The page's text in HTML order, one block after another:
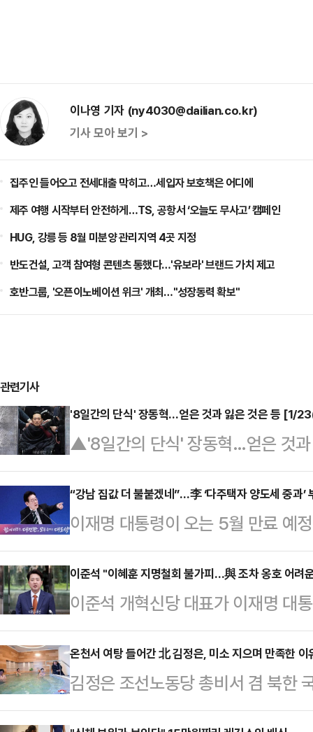
이나영 기자 (ny4030@dailian.co.kr)
기사 모아 보기 >
집주인 들어오고 전세대출 막히고…세입자 보호책은 어디에
제주 여행 시작부터 안전하게…TS, 공항서 ‘오늘도 무사고’ 캠페인
HUG, 강릉 등 8월 미분양 관리지역 4곳 지정
반도건설, 고객 참여형 콘텐츠 통했다…'유보라' 브랜드 가치 제고
호반그룹, '오픈이노베이션 위크' 개최…"성장동력 확보"
관련기사
'8일간의 단식' 장동혁…얻은 것과 잃은 것은 등 [1/
▲'8일간의 단식' 장동혁…얻은 것과
한 8일간의 단식이 마무리됐다. 지
당의 출구전략도 가시화되고 있다.
신당이 합당 가능성을 전격적으로
깊어지고 있다.정치권에서는 장 대
통 지지층들의 호응을 끌어내고, 그
적' 면모를 보였다는 점에서 긍정적
는 정무적 확장성이 …
“강남 집값 더 불붙겠네”…李 ‘다주택자 양도세 중과’
이재명 대통령이 오는 5월 만료 예
관련, 연장 가능성에 대해 일축하면
문가들은 이미 부동산시장이 ‘초양
이 서울 강남 등 핵심 입지 집값을
드러진 매물 출회 효과가 작을 것으
데는 신중해야 한단 목소리도 나온
스·옛 트위터)에 “이번 5월 9일 만
려하지 않고…
이준석 "이혜훈 지명철회 불가피…與 조차 옹호 어려
이준석 개혁신당 대표가 이재명 대
보자의 도덕성 논란에 대해 "지명
대표는 24일 페이스북에 "어제 이
다. 15시간 마라톤 청문회 (동안)
문을 제기한 이례적인 날"이라고
온천서 여탕 들어간 北 김정은, 미소 지으며 만족한 이
김정은 조선노동당 총비서 겸 북한
못하다"며 강하게 질타했던 온천